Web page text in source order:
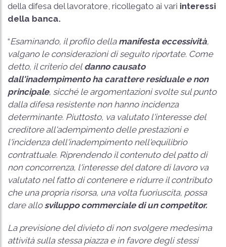
della difesa del lavoratore, ricollegato ai vari interessi
della banca.
“Esaminando, il profilo della manifesta eccessività,
valgano le considerazioni di seguito riportate. Come
detto, il criterio deldanno causato
dall'inadempimento ha carattere residuale e non
principale, sicché le argomentazioni svolte sul punto
dalla difesa resistente non hanno incidenza
determinante. Piuttosto, va valutato l'interesse del
creditore all'adempimento delle prestazioni e
l'incidenza dell'inadempimento nell'equilibrio
contrattuale. Riprendendo il contenuto del patto di
non concorrenza, l'interesse del datore di lavoro va
valutato nel fatto di contenere e ridurre il contributo
che una propria risorsa, una volta fuoriuscita, possa
dare allosviluppo commerciale di un competitor.
La previsione del divieto di non svolgere medesima
attività sulla stessa piazza e in favore degli stessi